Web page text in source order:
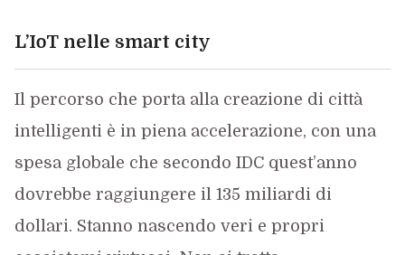
L’IoT nelle smart city
Il percorso che porta alla creazione di città
intelligenti è in piena accelerazione, con una
spesa globale che secondo IDC quest’anno
dovrebbe raggiungere il 135 miliardi di
dollari. Stanno nascendo veri e propri